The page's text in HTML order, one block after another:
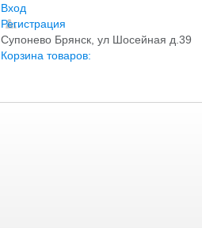
Вход
Регистрация
Супонево Брянск, ул Шосейная д.39
Корзина товаров: